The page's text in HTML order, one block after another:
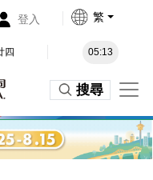
登入 繁
四 05:13
搜尋